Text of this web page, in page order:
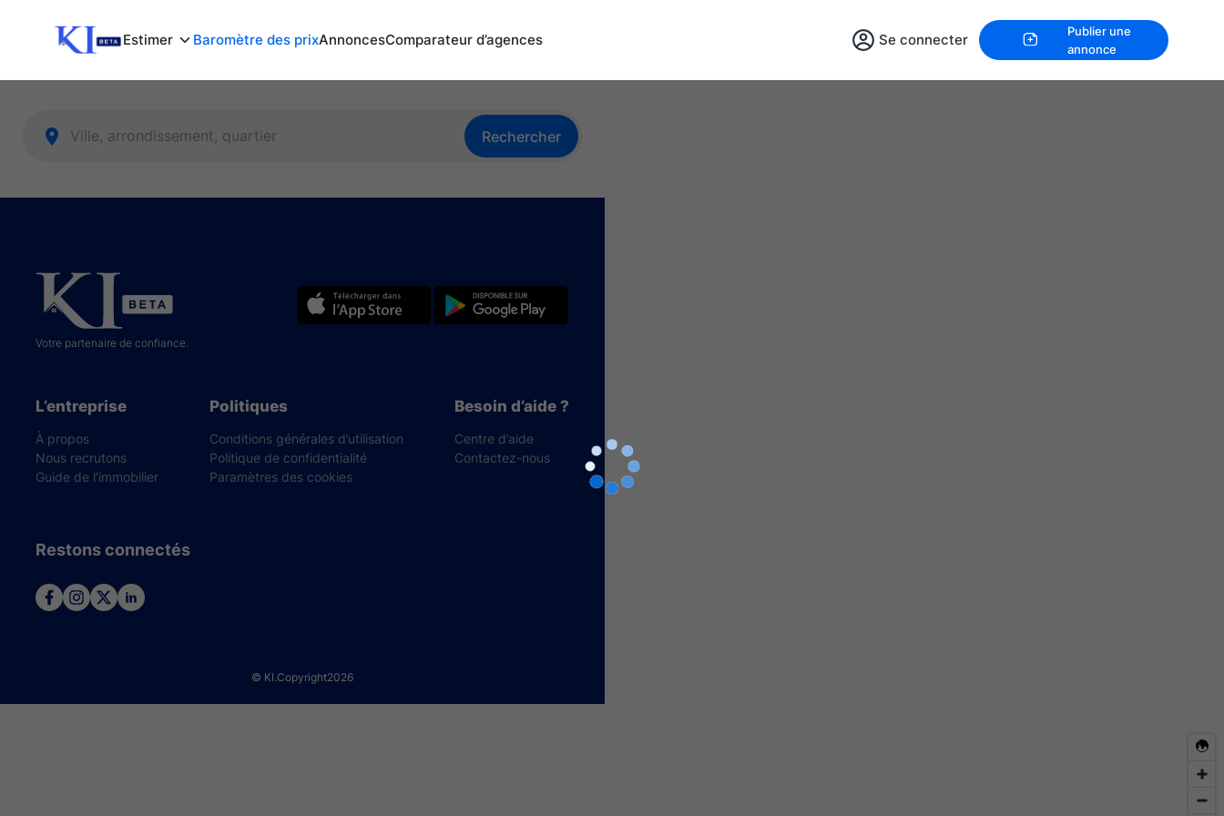
Estimer Baromètre des prixAnnoncesComparateur d’agences Se connecter
Publier une
annonce
Rechercher
Votre partenaire de confiance.
L’entreprise
À propos
Nous recrutons
Guide de l’immobilier
Politiques
Conditions générales d’utilisation
Politique de confidentialité
Paramètres des cookies
Besoin d’aide ?
Centre d’aide
Contactez-nous
Restons connectés
© KI.Copyright2026